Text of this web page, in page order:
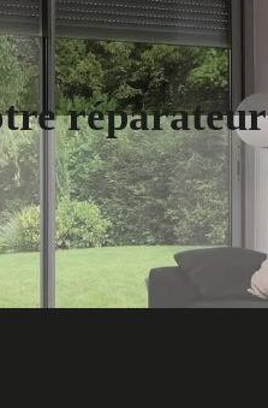
réparateur